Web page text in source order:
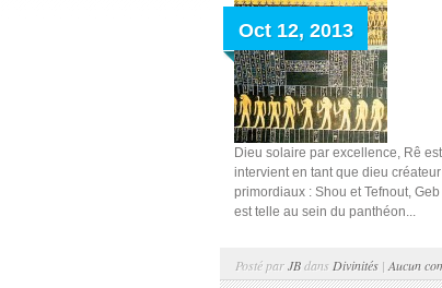
Oct 12, 2013
Dieu solaire par excellence, Rê
intervient en tant que dieu
primordiaux : Shou et Tefnout,
est telle au sein du panthéon...
Posté parJBdans Divinités | Aucun